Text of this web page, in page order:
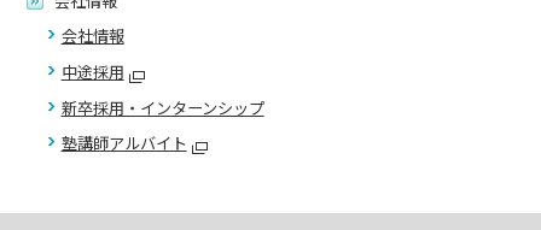
会社情報
中途採用
新卒採用・インターンシップ
塾講師アルバイト